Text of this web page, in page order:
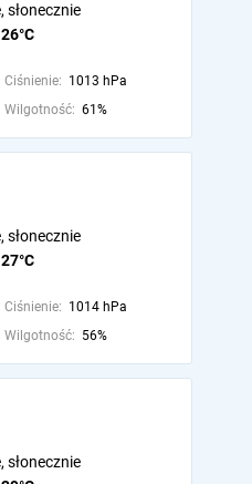
26°C
słonecznie
Ciśnienie: 1013 hPa
Wilgotność: 61%
27°C
słonecznie
Ciśnienie: 1014 hPa
Wilgotność: 56%
słonecznie